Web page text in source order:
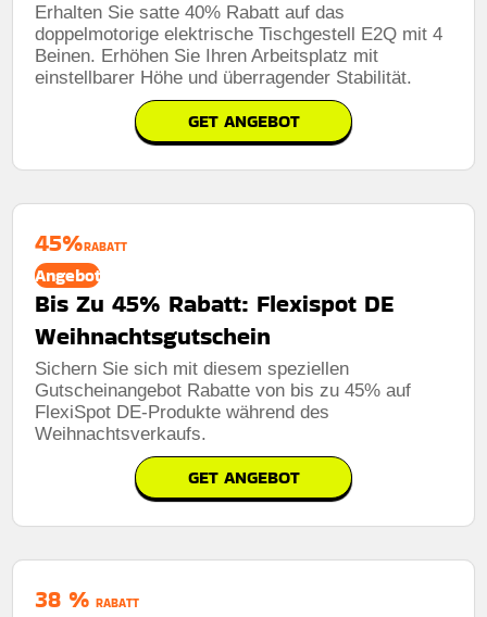
Erhalten Sie satte 40% Rabatt auf das
doppelmotorige elektrische Tischgestell E2Q mit 4
Beinen. Erhöhen Sie Ihren Arbeitsplatz mit
einstellbarer Höhe und überragender Stabilität.
GET ANGEBOT
45%RABATT
Angebot
Bis Zu 45% Rabatt: Flexispot DE
Weihnachtsgutschein
Sichern Sie sich mit diesem speziellen
Gutscheinangebot Rabatte von bis zu 45% auf
FlexiSpot DE-Produkte während des
Weihnachtsverkaufs.
GET ANGEBOT
38 % RABATT